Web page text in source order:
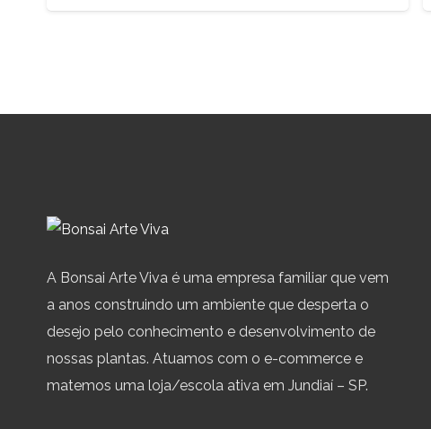
A Bonsai Arte Viva é uma empresa familiar que vem
a anos construindo um ambiente que desperta o
desejo pelo conhecimento e desenvolvimento de
nossas plantas. Atuamos com o e-commerce e
matemos uma loja/escola ativa em Jundiaí – SP.